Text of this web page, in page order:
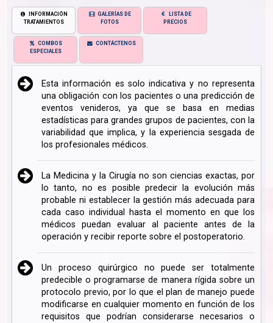
INFORMACIÓN
TRATAMIENTOS
GALERÍAS DE
FOTOS
LISTA DE
PRECIOS
COMBOS
ESPECIALES
CONTÁCTENOS
Esta información es solo indicativa y no representa
una obligación con los pacientes o una predicción de
eventos venideros, ya que se basa en medias
estadísticas para grandes grupos de pacientes, con la
variabilidad que implica, y la experiencia sesgada de
los profesionales médicos.
La Medicina y la Cirugía no son ciencias exactas, por
lo tanto, no es posible predecir la evolución más
probable ni establecer la gestión más adecuada para
cada caso individual hasta el momento en que los
médicos puedan evaluar al paciente antes de la
operación y recibir reporte sobre el postoperatorio.
Un proceso quirúrgico no puede ser totalmente
predecible o programarse de manera rígida sobre un
protocolo previo, por lo que el plan de manejo puede
modificarse en cualquier momento en función de los
requisitos que podrían considerarse necesarios o